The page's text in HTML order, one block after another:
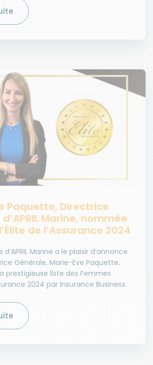
Paquette, Directrice
Marine, nommée
de l’Assurance 2024
d’APRIL Marine a le plaisir d’annonce
Générale, Marie-Eve Paquette,
prestigieuse liste des Femmes
2024 par Insurance Business.